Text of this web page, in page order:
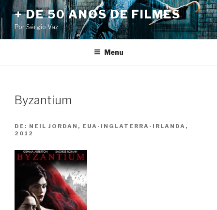
Pular
para
o
conteúdo
+ DE 50 ANOS DE FILMES
Por Sérgio Vaz
Menu
Byzantium
DE: NEIL JORDAN, EUA-INGLATERRA-IRLANDA,
2012